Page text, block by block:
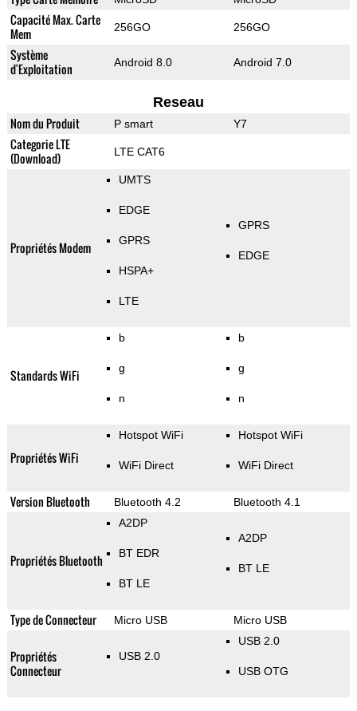
Capacité Max. Carte
Mem
256GO 256GO
Système
d'Exploitation
Android 8.0 Android 7.0
Reseau
Nom du Produit P smart Y7
Categorie LTE
(Download)
LTE CAT6
Propriétés Modem
UMTS
EDGE
GPRS
HSPA+
LTE
GPRS
EDGE
Standards WiFi
b
g
n
b
g
n
Propriétés WiFi
Hotspot WiFi
WiFi Direct
Hotspot WiFi
WiFi Direct
Version Bluetooth Bluetooth 4.2 Bluetooth 4.1
Propriétés Bluetooth
A2DP
BT EDR
BT LE
A2DP
BT LE
Type de Connecteur Micro USB Micro USB
Propriétés
Connecteur
USB 2.0
USB 2.0
USB OTG